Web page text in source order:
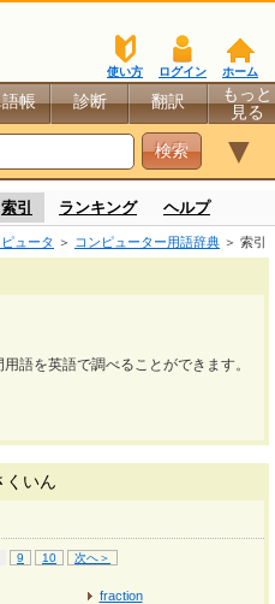
ホーム
ログイン
使い方
帳 診断 翻訳
もっと
見る
▼
索引 ランキング ヘルプ
ュータ ＞ コンピューター用語辞典 ＞ 索引
語を英語で調べることができます。
くいん
9 10 次へ＞
fraction